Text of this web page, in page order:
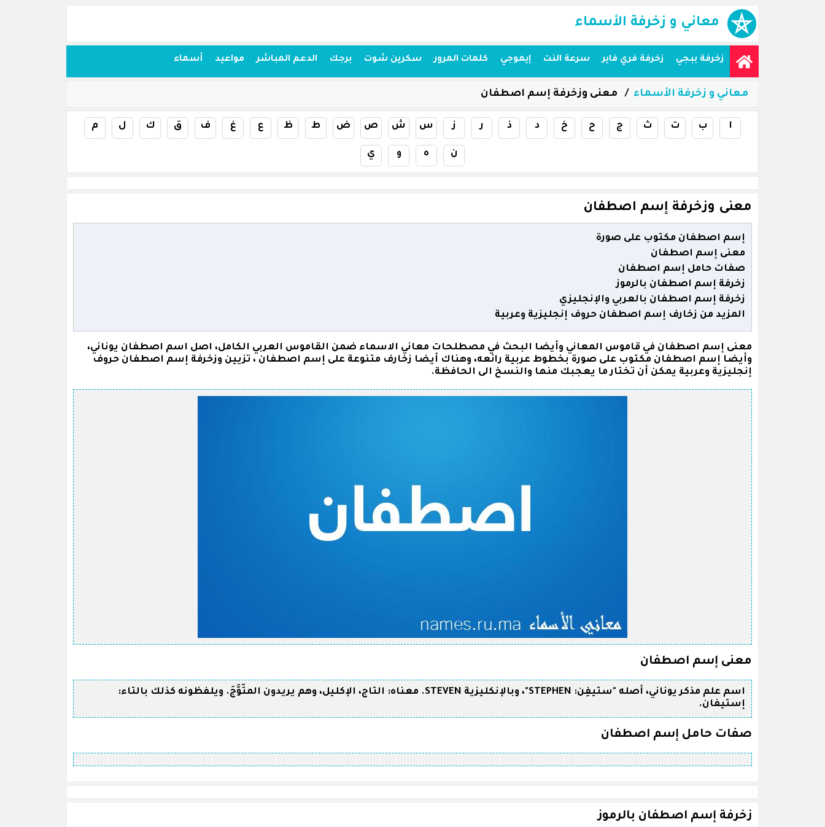
معاني و زخرفة الأسماء
زخرفة ببجي زخرفة فري فاير سرعة النت إيموجي كلمات المرور سكرين شوت برجك الدعم المباشر مواعيد أسماء
معاني و زخرفة الأسماء معنى وزخرفة إسم اصطفان
ا ب ت ث ج ح خ د ذ ر ز س ش ص ض ط ظ ع غ ف ق ك ل م
ن ه و ي
معنى وزخرفة إسم اصطفان
إسم اصطفان مكتوب على صورة
معنى إسم اصطفان
صفات حامل إسم اصطفان
زخرفة إسم اصطفان بالرموز
زخرفة إسم اصطفان بالعربي والإنجليزي
المزيد من زخارف إسم اصطفان حروف إنجليزية وعربية
معنى إسم اصطفان في قاموس المعاني وأيضا البحث في مصطلحات معاني الاسماء ضمن القاموس العربي الكامل، اصل اسم اصطفان يوناني،
وأيضا إسم اصطفان مكتوب على صورة بخطوط عربية رائعه، وهناك أيضا زخارف متنوعة على إسم اصطفان ، تزيين وزخرفة إسم اصطفان حروف
إنجليزية وعربية يمكن أن تختار ما يعجبك منها والنسخ الى الحافظة.
معنى إسم اصطفان
اسم علم مذكر يوناني، أصله "ستيفِن: STEPHEN"، وبالإنكليزية STEVEN. معناه: التاج، الإكليل، وهم يريدون المتّوَّجَ. ويلفظونه كذلك بالتاء:
إستيفان.
صفات حامل إسم اصطفان
زخرفة إسم اصطفان بالرموز